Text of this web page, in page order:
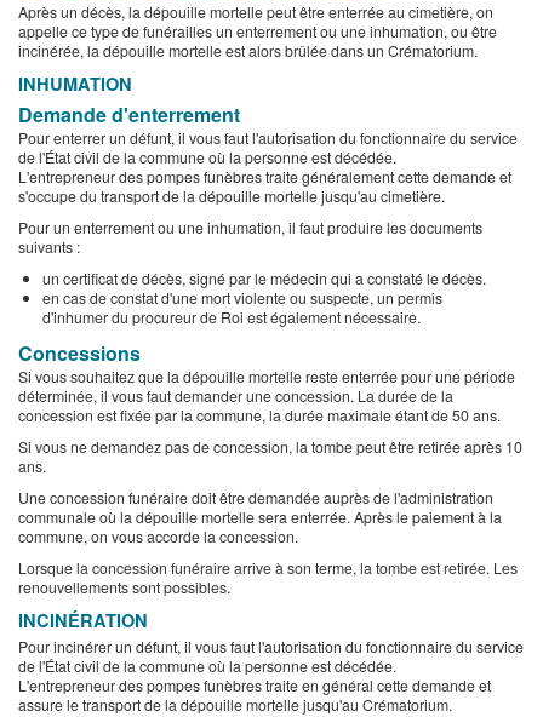
Après un décès, la dépouille mortelle peut être enterrée au cimetière, on
appelle ce type de funérailles un enterrement ou une inhumation, ou être
incinérée, la dépouille mortelle est alors brûlée dans un Crématorium.
INHUMATION
Demande d'enterrement
Pour enterrer un défunt, il vous faut l'autorisation du fonctionnaire du service
de l'État civil de la commune où la personne est décédée.
L'entrepreneur des pompes funèbres traite généralement cette demande et
s'occupe du transport de la dépouille mortelle jusqu'au cimetière.
Pour un enterrement ou une inhumation, il faut produire les documents
suivants :
un certificat de décès, signé par le médecin qui a constaté le décès.
en cas de constat d'une mort violente ou suspecte, un permis
d'inhumer du procureur de Roi est également nécessaire.
Concessions
Si vous souhaitez que la dépouille mortelle reste enterrée pour une période
déterminée, il vous faut demander une concession. La durée de la
concession est fixée par la commune, la durée maximale étant de 50 ans.
Si vous ne demandez pas de concession, la tombe peut être retirée après 10
ans.
Une concession funéraire doit être demandée auprès de l'administration
communale où la dépouille mortelle sera enterrée. Après le paiement à la
commune, on vous accorde la concession.
Lorsque la concession funéraire arrive à son terme, la tombe est retirée. Les
renouvellements sont possibles.
INCINÉRATION
Pour incinérer un défunt, il vous faut l'autorisation du fonctionnaire du service
de l'État civil de la commune où la personne est décédée.
L'entrepreneur des pompes funèbres traite en général cette demande et
assure le transport de la dépouille mortelle jusqu'au Crématorium.